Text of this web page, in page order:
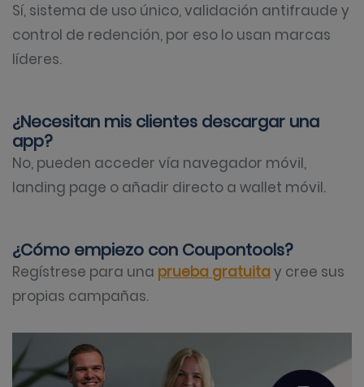
Sí, sistema de uso único, validación antifraude y
control de redención, por eso lo usan marcas
líderes.
¿Necesitan mis clientes descargar una
app?
No, pueden acceder vía navegador móvil,
landing page o añadir directo a wallet móvil.
¿Cómo empiezo con Coupontools?
Regístrese para una prueba gratuitay cree sus
propias campañas.